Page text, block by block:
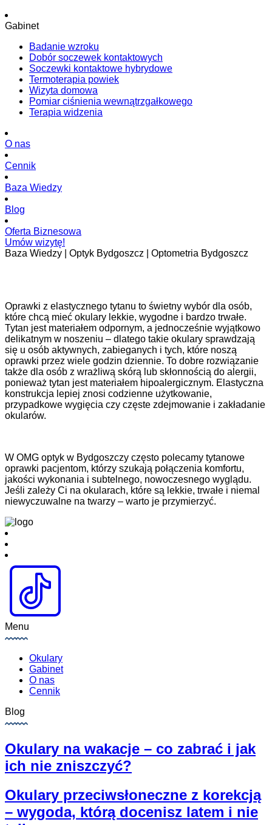
Gabinet
Badanie wzroku
Dobór soczewek kontaktowych
Soczewki kontaktowe hybrydowe
Termoterapia powiek
Wizyta domowa
Pomiar ciśnienia wewnątrzgałkowego
Terapia widzenia
O nas
Cennik
Baza Wiedzy
Blog
Oferta Biznesowa
Umów wizytę!
Baza Wiedzy | Optyk Bydgoszcz | Optometria Bydgoszcz
Oprawki z elastycznego tytanu to świetny wybór dla osób,
które chcą mieć okulary lekkie, wygodne i bardzo trwałe.
Tytan jest materiałem odpornym, a jednocześnie wyjątkowo
delikatnym w noszeniu – dlatego takie okulary sprawdzają
się u osób aktywnych, zabieganych i tych, które noszą
oprawki przez wiele godzin dziennie. To dobre rozwiązanie
także dla osób z wrażliwą skórą lub skłonnością do alergii,
ponieważ tytan jest materiałem hipoalergicznym. Elastyczna
konstrukcja lepiej znosi codzienne użytkowanie,
przypadkowe wygięcia czy częste zdejmowanie i zakładanie
okularów.
W OMG optyk w Bydgoszczy często polecamy tytanowe
oprawki pacjentom, którzy szukają połączenia komfortu,
jakości wykonania i subtelnego, nowoczesnego wyglądu.
Jeśli zależy Ci na okularach, które są lekkie, trwałe i niemal
niewyczuwalne na twarzy – warto je przymierzyć.
Menu
Okulary
Gabinet
O nas
Cennik
Blog
Okulary na wakacje – co zabrać i jak
ich nie zniszczyć?
Okulary przeciwsłoneczne z korekcją
– wygoda, którą docenisz latem i nie